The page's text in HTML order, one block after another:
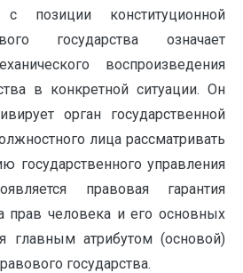
позиции конституционной
государства означает
воспроизведения
в конкретной ситуации. Он
орган государственной
лица рассматривать
государственного управления
правовая гарантия
прав человека и его основных
главным атрибутом (основой)
государства.